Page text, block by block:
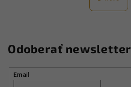
á
i
k
o
i
e
Odoberať newsletter
Email